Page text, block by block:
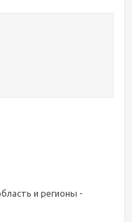
и регионы -